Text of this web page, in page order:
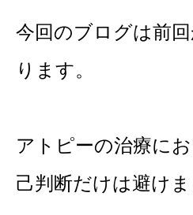
今回のブログは前
ります。
アトピーの治療に
己判断だけは避けま